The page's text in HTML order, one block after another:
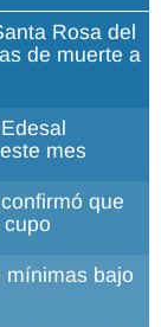
Rosa del
de muerte a
mes
que
mínimas bajo